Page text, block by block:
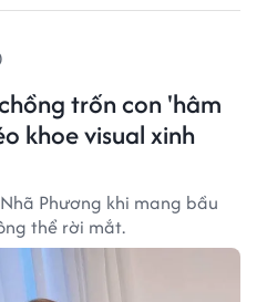
trốn con 'hâm
khoe visual xinh
Phương khi mang bầu
thể rời mắt.